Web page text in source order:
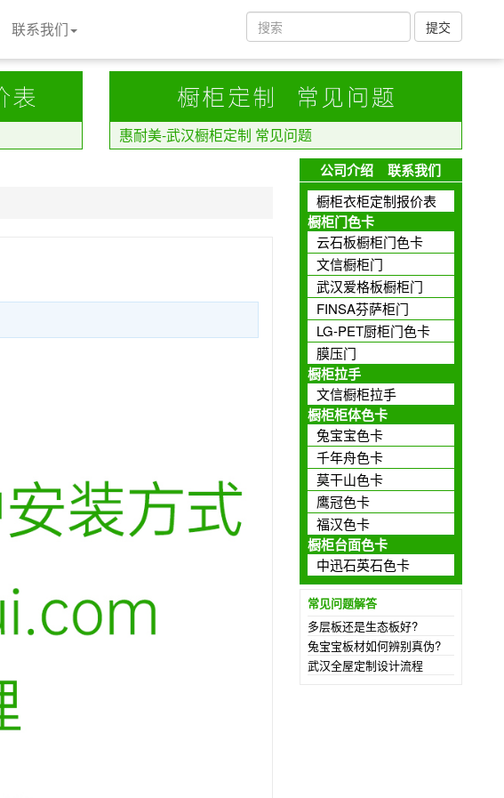
联系我们 提交
惠耐美-武汉橱柜定制 常见问题
公司介绍 联系我们
橱柜衣柜定制报价表
橱柜门色卡
云石板橱柜门色卡
文信橱柜门
武汉爱格板橱柜门
FINSA芬萨柜门
LG-PET厨柜门色卡
膜压门
橱柜拉手
文信橱柜拉手
橱柜柜体色卡
兔宝宝色卡
千年舟色卡
莫干山色卡
鹰冠色卡
福汉色卡
橱柜台面色卡
中迅石英石色卡
常见问题解答
多层板还是生态板好?
兔宝宝板材如何辨别真伪?
武汉全屋定制设计流程